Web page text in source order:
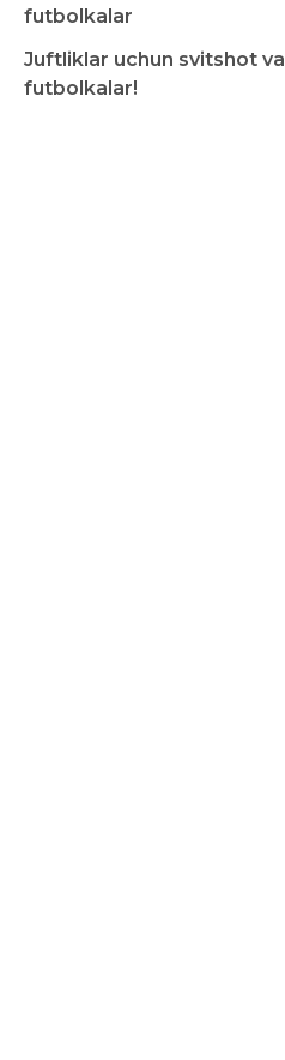
futbolkalar
Juftliklar uchun svitshot va
futbolkalar!